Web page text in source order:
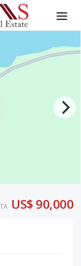
US$ 90,000